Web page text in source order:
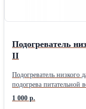
Подогреватель
II
Подогреватель низкого
подогрева питательной
стационарных паровых турбин
подогревателей
1 000 р.